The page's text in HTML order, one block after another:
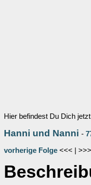
Hier befindest Du Dich
Hanni und Nanni -
vorherige Folge <<< | >>>